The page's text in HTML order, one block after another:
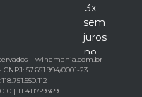
3x
sem
juros
no
cartão
– winemania.com.br –
57.651.994/0001-23 |
| 11 4117-9369